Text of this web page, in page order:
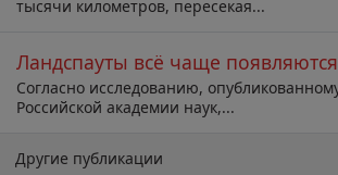
тысячи километров, пересекая...
Ландспауты всё чаще
Согласно исследованию,
Российской академии наук,...
Другие публикации